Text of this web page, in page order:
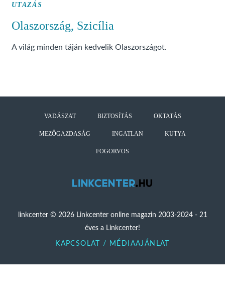
UTAZÁS
Olaszország, Szicília
A világ minden táján kedvelik Olaszországot.
VADÁSZAT BIZTOSÍTÁS OKTATÁS
MEZŐGAZDASÁG INGATLAN KUTYA
FOGORVOS
linkcenter © 2026 Linkcenter online magazin 2003-2024 - 21
éves a Linkcenter!
KAPCSOLAT / MÉDIAAJÁNLAT